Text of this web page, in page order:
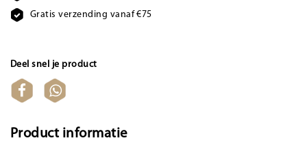
Gratis verzending vanaf €75
Deel snel je product
Product informatie